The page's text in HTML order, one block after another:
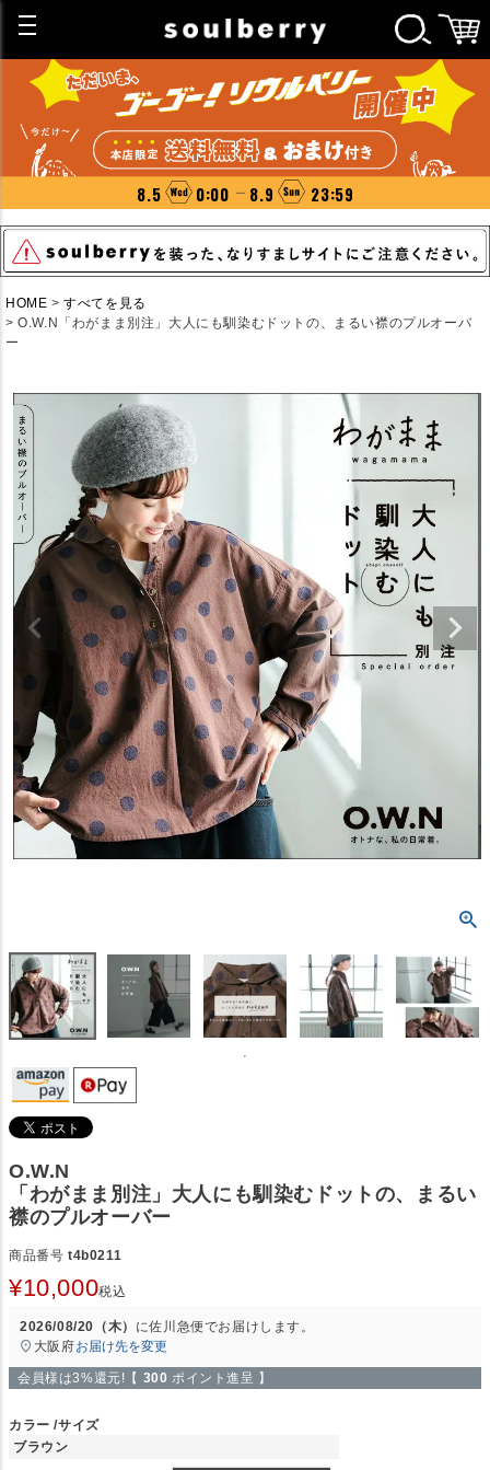
8.5 0:00 8.9 23:59
HOME
すべてを見る
O.W.N「わがまま別注」大人にも馴染むドットの、まるい襟のプルオーバ
ー
O.W.N
「わがまま別注」大人にも馴染むドットの、まるい
襟のプルオーバー
商品番号 t4b0211
¥10,000税込
2026/08/20（木） に佐川急便でお届けします。
大阪府お届け先を変更
会員様は3%還元!【 300 ポイント進呈 】
カラー サイズ
ブラウン